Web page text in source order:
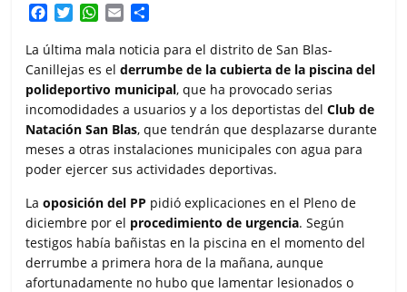
F
c
e
b
o
o
k
T
i
t
t
e
r
W
a
t
s
A
p
p
E
a
i
l
m
p
a
r
t
i
r
La última mala noticia para el distrito de San Blas-
Canillejas es elderrumbe de la cubierta de la piscina del
polideportivo municipal, que ha provocado serias
incomodidades a usuarios y a los deportistas delClub de
Natación San Blas, que tendrán que desplazarse durante
meses a otras instalaciones municipales con agua para
poder ejercer sus actividades deportivas.
Laoposición del PP pidió explicaciones en el Pleno de
diciembre por el procedimiento de urgencia. Según
testigos había bañistas en la piscina en el momento del
derrumbe a primera hora de la mañana, aunque
afortunadamente no hubo que lamentar lesionados o